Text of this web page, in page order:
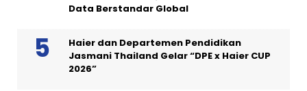
Data Berstandar Global
Haier dan Departemen Pendidikan
Jasmani Thailand Gelar “DPE x Haier CUP
2026”